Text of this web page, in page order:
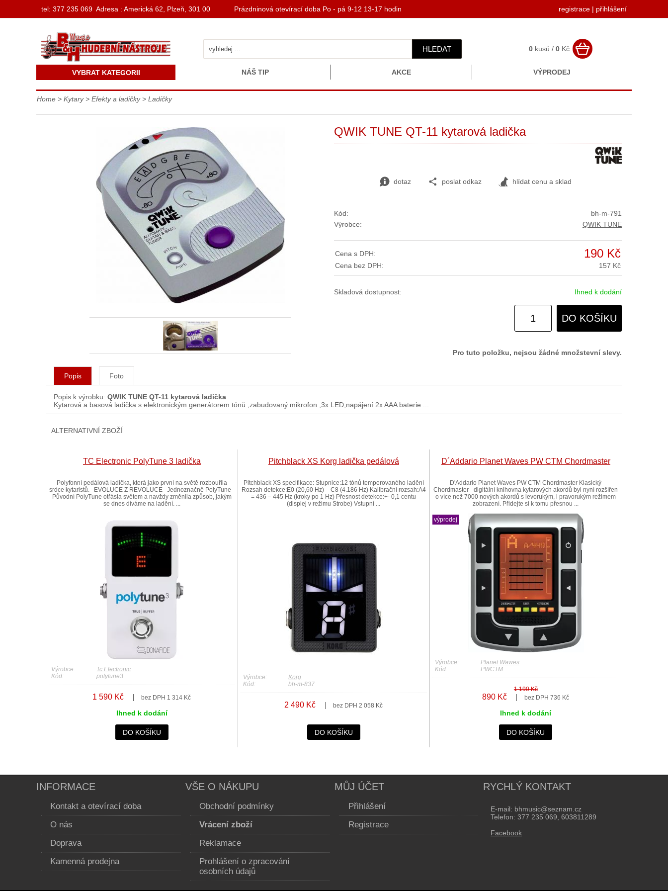
Home > Kytary> Efekty a ladičky> Ladičky
QWIK TUNE QT-11 kytarová ladička
dotaz poslat odkaz hlídat cenu a sklad
Kód:
bh-m-791
Výrobce:
QWIK TUNE
Cena s DPH: 190 Kč
Cena bez DPH: 157 Kč
Skladová dostupnost: Ihned k dodání
DO KOŠÍKU
Pro tuto položku, nejsou žádné množstevní slevy.
Popis Foto
Popis k výrobku: QWIK TUNE QT-11 kytarová ladička
Kytarová a basová ladička s elektronickým generátorem tónů ,zabudovaný mikrofon ,3x LED,napájení 2x AAA baterie ...
ALTERNATIVNÍ ZBOŽÍ
TC Electronic PolyTune 3 ladička
Polyfonní pedálová ladička, která jako první na světě rozbouřila
srdce kytaristů. EVOLUCE Z REVOLUCE Jednoznačně PolyTune
Původní PolyTune otřásla světem a navždy změnila způsob, jakým
se dnes díváme na ladění. ...
Výrobce:
Tc Electronic
Kód:
polytune3
1 590 Kč bez DPH 1 314 Kč
Ihned k dodání
DO KOŠÍKU
Pitchblack XS Korg ladička pedálová
Pitchblack XS specifikace: Stupnice:12 tónů temperovaného ladění
Rozsah detekce:E0 (20,60 Hz) – C8 (4.186 Hz) Kalibrační rozsah:A4
= 436 – 445 Hz (kroky po 1 Hz) Přesnost detekce:+- 0,1 centu
(displej v režimu Strobe) Vstupní ...
Výrobce:
Korg
Kód:
bh-m-837
2 490 Kč bez DPH 2 058 Kč
DO KOŠÍKU
D´Addario Planet Waves PW CTM Chordmaster
D'Addario Planet Waves PW CTM Chordmaster Klasický
Chordmaster - digitální knihovna kytarových akordů byl nyní rozšířen
o více než 7000 nových akordů s levorukým, i pravorukým režimem
zobrazení. Přidejte si k tomu přesnou ...
výprodej
Výrobce:
Planet Wawes
Kód:
PWCTM
1 190 Kč
890 Kč bez DPH 736 Kč
Ihned k dodání
DO KOŠÍKU
NÁŠ TIP AKCE VÝPRODEJ
VYBRAT KATEGORII
tel: 377 235 069 Adresa : Americká 62, Plzeň, 301 00 Prázdninová otevírací doba Po - pá 9-12 13-17 hodin registrace | přihlášení
HLEDAT 0kusů / 0Kč
INFORMACE
Kontakt a otevírací doba
O nás
Doprava
Kamenná prodejna
VŠE O NÁKUPU
Obchodní podmínky
Vrácení zboží
Reklamace
Prohlášení o zpracování
osobních údajů
MŮJ ÚČET
Přihlášení
Registrace
RYCHLÝ KONTAKT
E-mail: bhmusic@seznam.cz
Telefon: 377 235 069, 603811289
Facebook